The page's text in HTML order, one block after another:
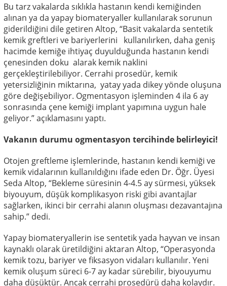
Bu tarz vakalarda sıklıkla hastanın kendi kemiğinden
alınan ya da yapay biomateryaller kullanılarak sorunun
giderildiğini dile getiren Altop, “Basit vakalarda sentetik
kemik greftleri ve bariyerlerini kullanılırken, daha geniş
hacimde kemiğe ihtiyaç duyulduğunda hastanın kendi
çenesinden doku alarak kemik naklini
gerçekleştirilebiliyor. Cerrahi prosedür, kemik
yetersizliğinin miktarına, yatay yada dikey yönde oluşuna
göre değişebiliyor. Ogmentasyon işleminden 4 ila 6 ay
sonrasında çene kemiği implant yapımına uygun hale
geliyor.” açıklamasını yaptı.
Vakanın durumu ogmentasyon tercihinde belirleyici!
Otojen greftleme işlemlerinde, hastanın kendi kemiği ve
kemik vidalarının kullanıldığını ifade eden Dr. Öğr. Üyesi
Seda Altop, “Bekleme süresinin 4-4.5 ay sürmesi, yüksek
biyouyum, düşük komplikasyon riski gibi avantajlar
sağlarken, ikinci bir cerrahi alanın oluşması dezavantajına
sahip.” dedi.
Yapay biomateryallerin ise sentetik yada hayvan ve insan
kaynaklı olarak üretildiğini aktaran Altop, “Operasyonda
kemik tozu, bariyer ve fiksasyon vidaları kullanılır. Yeni
kemik oluşum süreci 6-7 ay kadar sürebilir, biyouyumu
daha düşüktür. Ancak cerrahi prosedürü daha kolaydır.